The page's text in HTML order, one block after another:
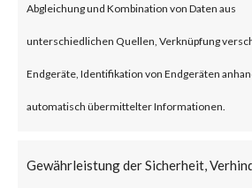
Abgleichung und Kombination von Daten aus
unterschiedlichen Quellen, Verknüpfung
Endgeräte, Identifikation von Endgeräten
automatisch übermittelter Informationen.
Gewährleistung der Sicherheit,
for authentication on
compromised system.
vulnerabilities have
to CISA’s Known